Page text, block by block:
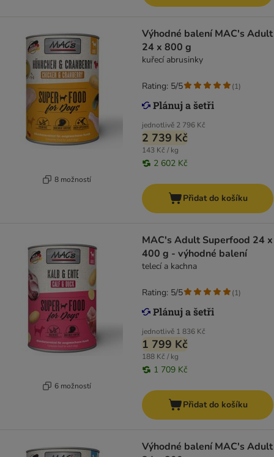
8 možností
Výhodné balení MAC's Adult
24 x 800 g
kuřecí abrusinky
jednotlivě 2 796 Kč
2 739 Kč
143 Kč / kg
2 602 Kč
Rating: 5/5 (1)
Přidat do košíku
6 možností
MAC's Adult Superfood 24 x
400 g - výhodné balení
telecí a kachna
jednotlivě 1 836 Kč
1 799 Kč
188 Kč / kg
1 709 Kč
Rating: 5/5 (1)
Přidat do košíku
Výhodné balení MAC's Adult